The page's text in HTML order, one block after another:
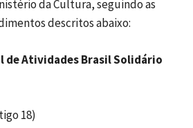
da Cultura, seguindo as
descritos abaixo:
de Atividades Brasil Solidário
18)